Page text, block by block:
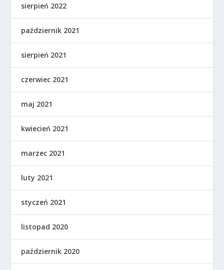
sierpień 2022
październik 2021
sierpień 2021
czerwiec 2021
maj 2021
kwiecień 2021
marzec 2021
luty 2021
styczeń 2021
listopad 2020
październik 2020